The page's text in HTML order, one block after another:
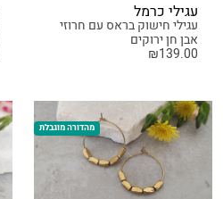
עגילי כרמל
עגילי חישוק בראס עם חרוזי
אבן חן ירוקים
₪139.00
מהדורה מוגבלת